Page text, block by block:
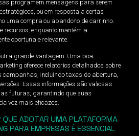
programem mensagens para serem
ou em resposta a certas
uma compra ou abandono de carrinho.
recursos, enquanto mantém a
oportuna e relevante.
grande vantagem. Uma boa
oferece relatórios detalhados sobre
campanhas, incluindo taxas de abertura,
Essas informações são valiosas
futuras, garantindo que suas
vez mais eficazes.
QUE ADOTAR UMA PLATAFORMA
PARA EMPRESAS É ESSENCIAL